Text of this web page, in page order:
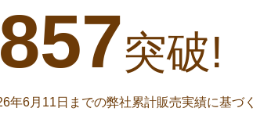
突破!
年6月11日までの弊社累計販売実績に基づく